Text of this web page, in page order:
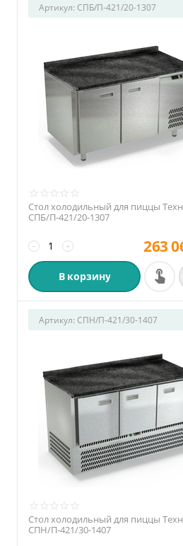
Артикул: СПБ/П-421/20-1307
Стол холодильный для пиццы
СПБ/П-421/20-1307
+
− 263
В корзину
Артикул: СПН/П-421/30-1407
Стол холодильный для пиццы
СПН/П-421/30-1407